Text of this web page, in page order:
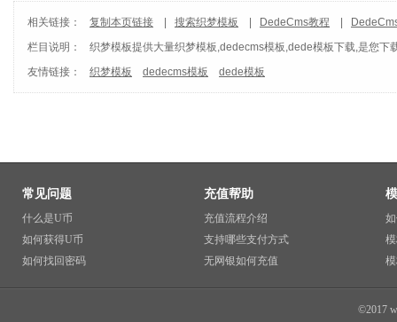
相关链接： 复制本页链接 搜索织梦模板 DedeCms教程
栏目说明：
织梦模板提供大量织梦模板,dedecms模板,dede模板下载,是您
友情链接：
织梦模板 dedecms模板 dede模板
常见问题
什么是U币
如何获得U币
如何找回密码
充值帮助
充值流程介绍
支持哪些支付方式
无网银如何充值
©2017